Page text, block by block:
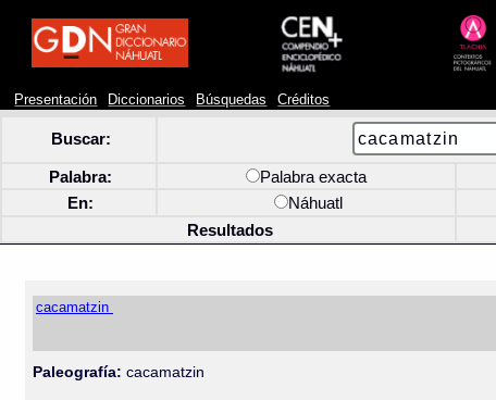
Presentación Diccionarios Búsquedas Créditos
Buscar:
Palabra: Palabra exacta
En:
Náhuatl
Resultados
cacamatzin
Paleografía: cacamatzin